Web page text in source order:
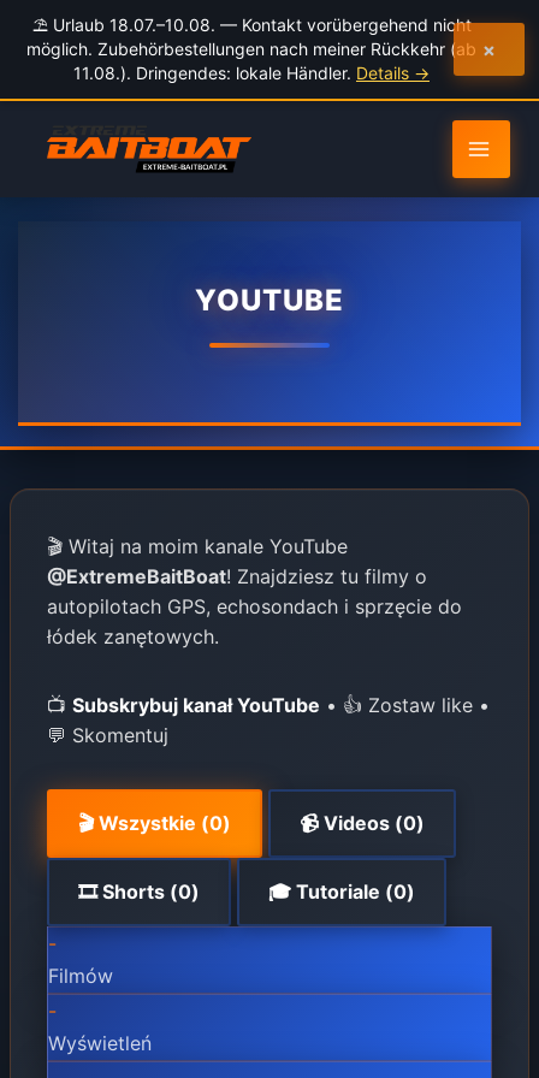
⛱️ Urlaub 18.07.–10.08. — Kontakt vorübergehend nicht
möglich. Zubehörbestellungen nach meiner Rückkehr (ab
11.08.). Dringendes: lokale Händler. Details →
×
Inhalt
springen
YOUTUBE
🎬 Witaj na moim kanale YouTube
@ExtremeBaitBoat! Znajdziesz tu filmy o
autopilotach GPS, echosondach i sprzęcie do
łódek zanętowych.
📺 Subskrybuj kanał YouTube • 👍 Zostaw like •
💬 Skomentuj
🎬Wszystkie (0) 📹 Videos (0)
🎞️Shorts (0) 🎓 Tutoriale (0)
-
Filmów
-
Wyświetleń